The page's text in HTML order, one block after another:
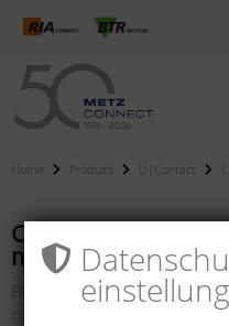
Home Produits U|Contact
Connecteurs
mâle
Fiable, simple, rapide et
connecteurs femelles et mâles